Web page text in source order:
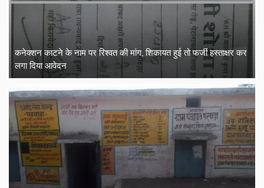
कनेक्शन काटने के नाम पर रिश्वत की मांग, शिकायत हुई तो फर्जी हस्ताक्षर कर
लगा दिया आवेदन